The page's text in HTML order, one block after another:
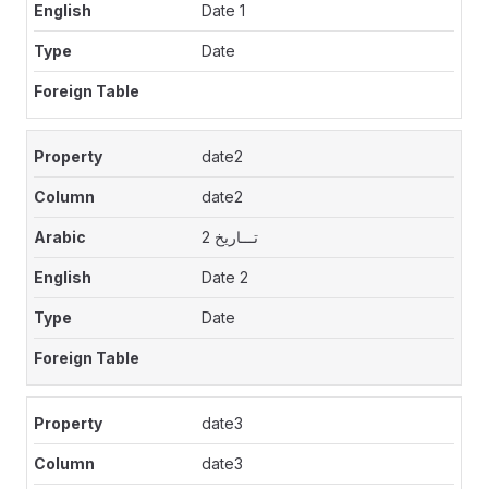
Date 1
Date
date2
date2
تـــاريخ 2
Date 2
Date
date3
date3